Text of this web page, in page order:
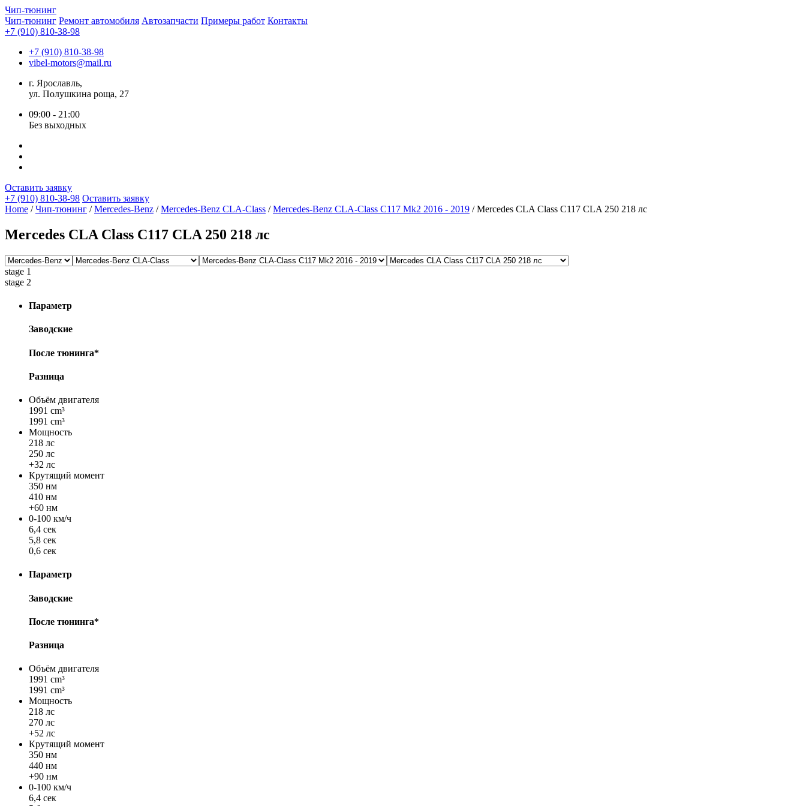
Чип-тюнинг
Чип-тюнинг Ремонт автомобиля Автозапчасти Примеры работ Контакты
+7 (910) 810-38-98
+7 (910) 810-38-98
vibel-motors@mail.ru
г. Ярославль,
ул. Полушкина роща, 27
09:00 - 21:00
Без выходных
Оставить заявку
+7 (910) 810-38-98 Оставить заявку
Home /Чип-тюнинг /Mercedes-Benz /Mercedes-Benz CLA-Class /Mercedes-Benz CLA-Class C117 Mk2 2016 - 2019 / Mercedes CLA Class C117 CLA 250 218 лс
Mercedes CLA Class C117 CLA 250 218 лс
stage 1
stage 2
Параметр
Заводские
После тюнинга*
Разница
Объём двигателя
1991 cm³
1991 cm³
Мощность
218 лс
250 лс
+32 лс
Крутящий момент
350 нм
410 нм
+60 нм
0-100 км/ч
6,4 сек
5,8 сек
0,6 сек
Параметр
Заводские
После тюнинга*
Разница
Объём двигателя
1991 cm³
1991 cm³
Мощность
218 лс
270 лс
+52 лс
Крутящий момент
350 нм
440 нм
+90 нм
0-100 км/ч
6,4 сек